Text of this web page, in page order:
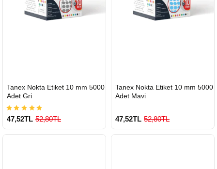
GÖNDERİ
Tanex Nokta Etiket 10 mm 5000
Adet Gri
47,52TL 52,80TL
GÖNDERİ
Tanex Nokta Etiket 10 mm 5000
Adet Mavi
47,52TL 52,80TL